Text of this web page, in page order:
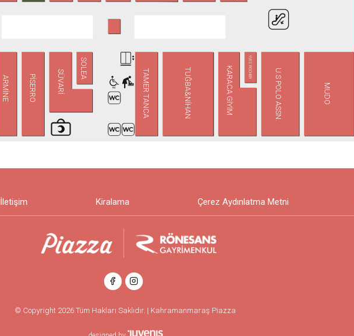
ARMİNE KARACA GİYİM MUDO
PİSERRO
SOLEA
SÜVARİ TAMER TANCA TUĞBA&NİHAN U.S POLO ASSN.
YVES ROCHER
İletişim Kiralama Çerez Aydınlatma Metni
© Copyright 2026 Tüm Hakları Saklıdır. | Kahramanmaraş Piazza